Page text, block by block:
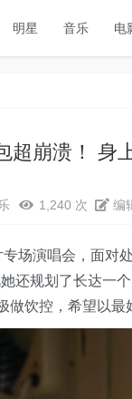
明星 音乐 电
包超崩溃！
1,240 次 编
场演唱会，面对
还规划了长达一
饮控，希望以最